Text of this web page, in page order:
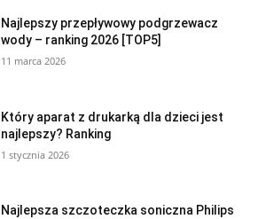
Najlepszy przepływowy podgrzewacz
wody – ranking 2026 [TOP5]
11 marca 2026
Który aparat z drukarką dla dzieci jest
najlepszy? Ranking
1 stycznia 2026
Najlepsza szczoteczka soniczna Philips